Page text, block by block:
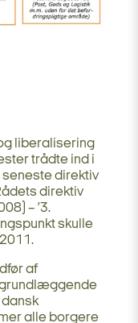
liberalisering
trådte ind i
direktiv
direktiv
– ’3.
skulle
af
dansk
alle borgere